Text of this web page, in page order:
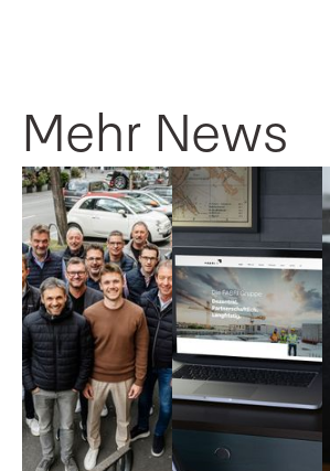
Mehr News